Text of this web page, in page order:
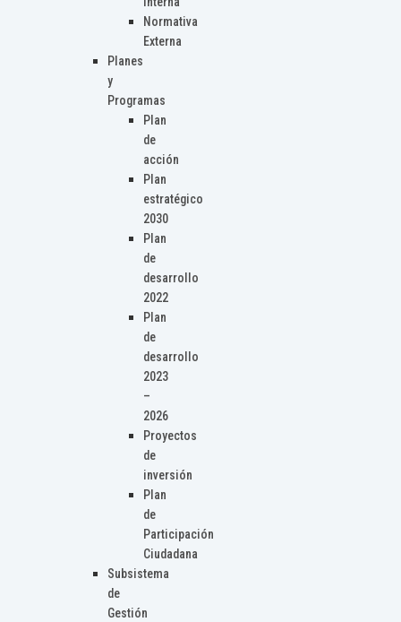
Normativa
Externa
Planes
y
Programas
Plan
de
acción
Plan
estratégico
2030
Plan
de
desarrollo
2022
Plan
de
desarrollo
2023
–
2026
Proyectos
de
inversión
Plan
de
Participación
Ciudadana
Subsistema
de
Gestión